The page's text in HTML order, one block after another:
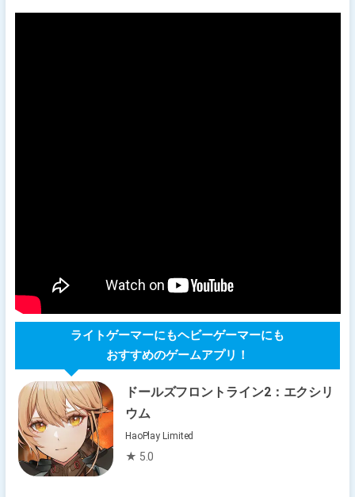
ライトゲーマーにもヘビーゲーマーにも
おすすめのゲームアプリ！
ドールズフロントライン2：エクシリ
ウム
HaoPlay Limited
★ 5.0